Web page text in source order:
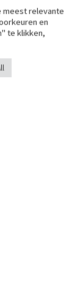
meest relevante
en
te klikken,